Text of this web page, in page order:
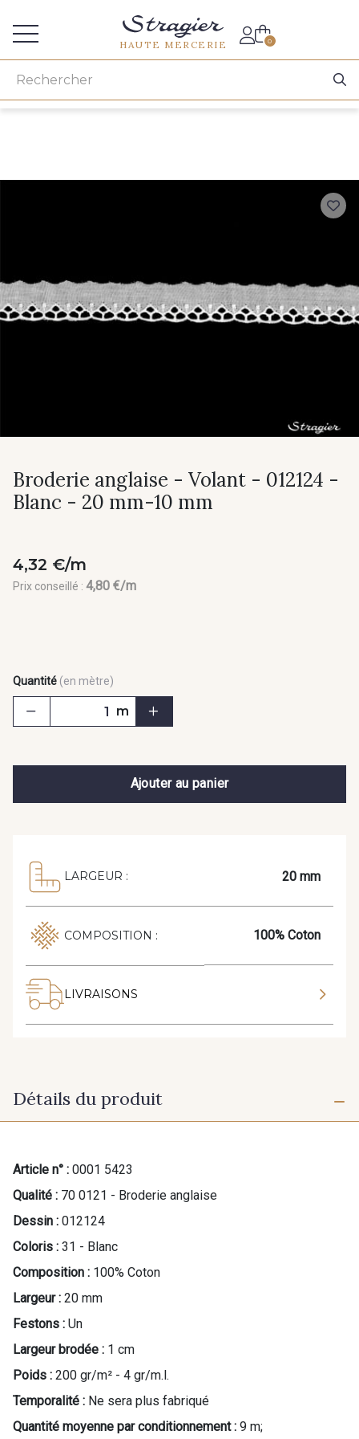
HAUTE MERCERIE 0
Broderie anglaise - Volant - 012124 -
Blanc - 20 mm-10 mm
4,32 €/m
Prix conseillé : 4,80 €/m
Quantité (en mètre)
m
Ajouter au panier
LARGEUR : 20 mm
COMPOSITION : 100% Coton
LIVRAISONS
Détails du produit
Article n° : 0001 5423
Qualité : 70 0121 - Broderie anglaise
Dessin : 012124
Coloris : 31 - Blanc
Composition : 100% Coton
Largeur : 20 mm
Festons : Un
Largeur brodée : 1 cm
Poids : 200 gr/m² - 4 gr/m.l.
Temporalité : Ne sera plus fabriqué
Quantité moyenne par conditionnement : 9 m;